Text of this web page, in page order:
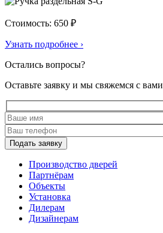
Стоимость: 650 ₽
Узнать подробнее ›
Остались вопросы?
Оставьте заявку и мы свяжемся с вами
Подать заявку
Производство дверей
Партнёрам
Объекты
Установка
Дилерам
Дизайнерам